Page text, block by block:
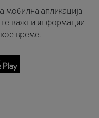
мобилна апликација
важни информации
време.